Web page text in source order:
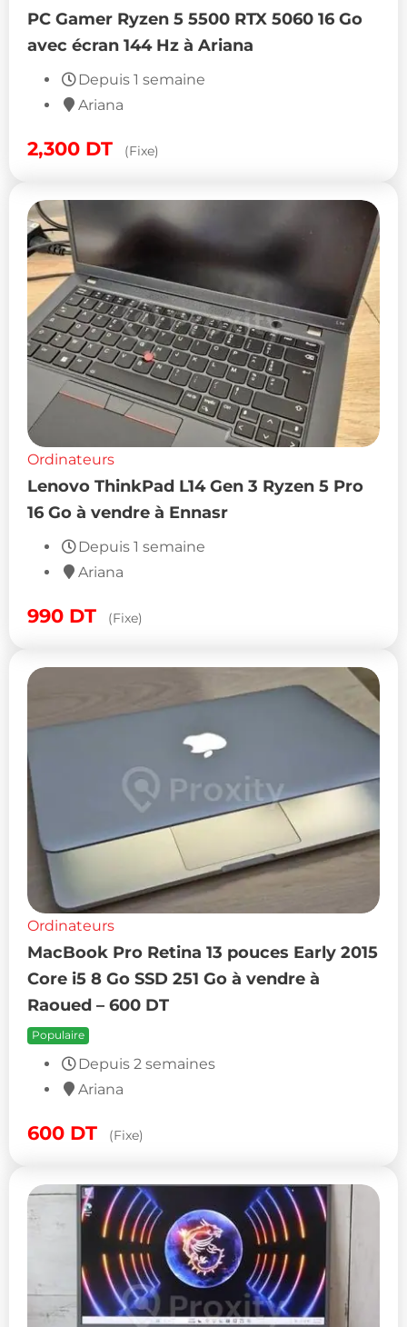
PC Gamer Ryzen 5 5500 RTX 5060 16 Go
avec écran 144 Hz à Ariana
Depuis 1 semaine
Ariana
2,300 DT (Fixe)
Ordinateurs
Lenovo ThinkPad L14 Gen 3 Ryzen 5 Pro
16 Go à vendre à Ennasr
Depuis 1 semaine
Ariana
990 DT (Fixe)
Ordinateurs
MacBook Pro Retina 13 pouces Early 2015
Core i5 8 Go SSD 251 Go à vendre à
Raoued – 600 DT
Populaire
Depuis 2 semaines
Ariana
600 DT (Fixe)